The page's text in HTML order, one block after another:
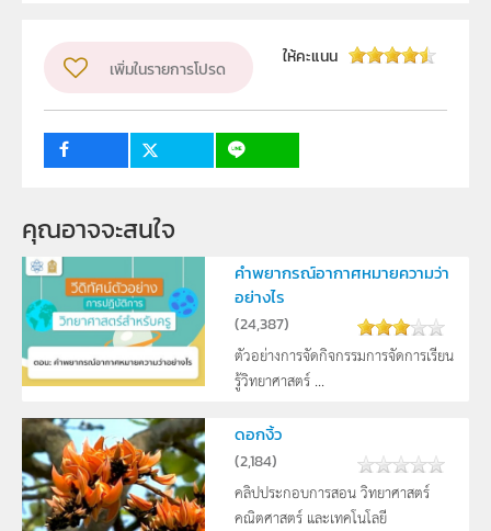
วิชา
กลุ่มเป้าหมาย
ครู
เพิ่มในรายการโปรด
ให้คะแนน
คุณอาจจะสนใจ
คำพยากรณ์อากาศหมายความว่า
อย่างไร
(24,387)
ตัวอย่างการจัดกิจกรรมการจัดการเรียน
รู้วิทยาศาสตร์ ...
ดอกงิ้ว
(2,184)
คลิปประกอบการสอน วิทยาศาสตร์
คณิตศาสตร์ และเทคโนโลยี